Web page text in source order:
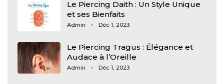
Le Piercing Daith : Un Style Unique
et ses Bienfaits
Admin Déc 1, 2023
Le Piercing Tragus : Élégance et
Audace à l’Oreille
Admin Déc 1, 2023